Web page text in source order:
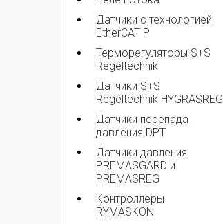
Датчики с технологией
EtherCAT P
Терморегуляторы S+S
Regeltechnik
Датчики S+S
Regeltechnik HYGRASREG
Датчики перепада
давления DPT
Датчики давления
PREMASGARD и
PREMASREG
Контроллеры
RYMASKON